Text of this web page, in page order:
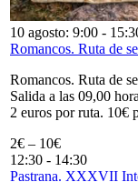
10 agosto: 9:00 -
Romancos. Ruta de
Romancos. Ruta de
Salida a las 09,00
2 euros por ruta.
2€ – 10€
12:30 - 14:30
Pastrana. XXXVII